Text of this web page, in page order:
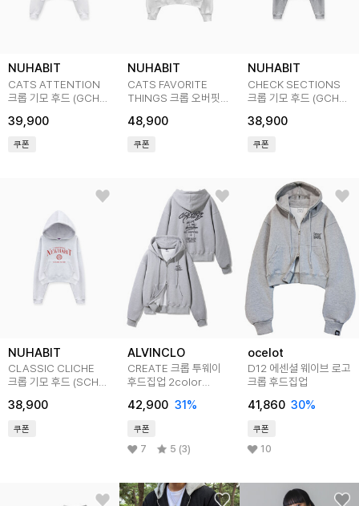
NUHABIT
CATS ATTENTION
크롭 기모 후드 (GCH4-
39,900
쿠폰
NUHABIT
CATS FAVORITE
THINGS 크롭 오버핏
5NH155)
48,900
쿠폰
NUHABIT
CHECK SECTIONS
크롭 기모 후드 (GCH4-
38,900
쿠폰
NUHABIT
CLASSIC CLICHE
크롭 기모 후드 (SCH4-
38,900
쿠폰
ALVINCLO
CREATE 크롭 투웨이
후드집업 2color
42,900 31 %
쿠폰
7 5 (3)
ocelot
D12 에센셜 웨이브 로고
크롭 후드집업
41,860 30%
쿠폰
10